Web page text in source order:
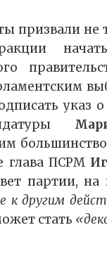
призвали не
указ
глава ПСРМ
партии,
к другим
стать